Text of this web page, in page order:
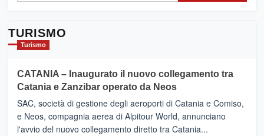
TURISMO
Turismo
CATANIA – Inaugurato il nuovo collegamento tra
Catania e Zanzibar operato da Neos
SAC, società di gestione degli aeroporti di Catania e Comiso,
e Neos, compagnia aerea di Alpitour World, annunciano
l'avvio del nuovo collegamento diretto tra Catania...